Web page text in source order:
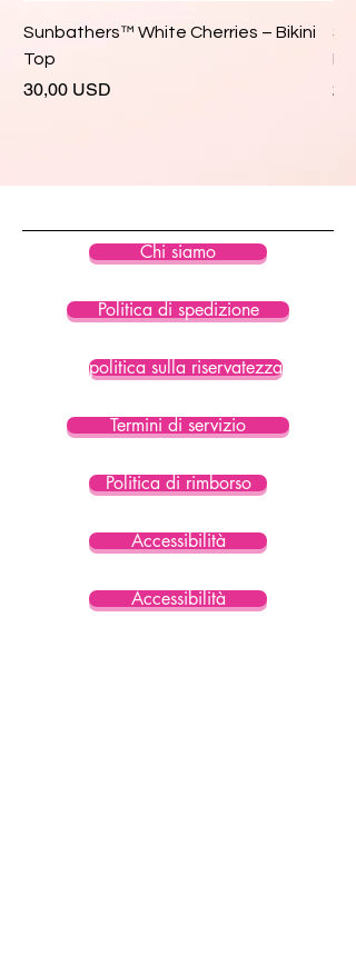
Sunbathers™ White Cherries – Bikini
Top
Prezzo
30,00 USD
Chi siamo
Politica di spedizione
politica sulla riservatezza
Termini di servizio
Politica di rimborso
Accessibilità
Accessibilità